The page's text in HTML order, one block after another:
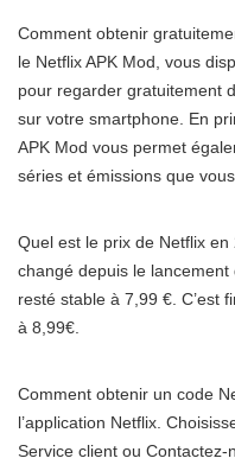
Comment obtenir
le Netflix APK Mod, vous
pour regarder gratuitement
sur votre smartphone. En
APK Mod vous permet
séries et émissions que
Quel est le prix de Netflix en
changé depuis le
resté stable à 7,99 €. C’est
à 8,99€.
Comment obtenir un code
l’application Netflix.
Service client ou